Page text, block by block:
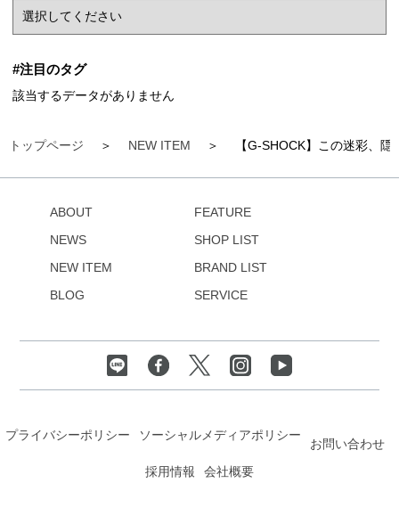
トップページ NEW ITEM 【G-SHOCK】この迷彩、
#注目のタグ
該当するデータがありません
ABOUT
NEWS
NEW ITEM
BLOG
FEATURE
SHOP LIST
BRAND LIST
SERVICE
プライバシーポリシー ソーシャルメディアポリシー
お問い合わせ
採用情報
会社概要